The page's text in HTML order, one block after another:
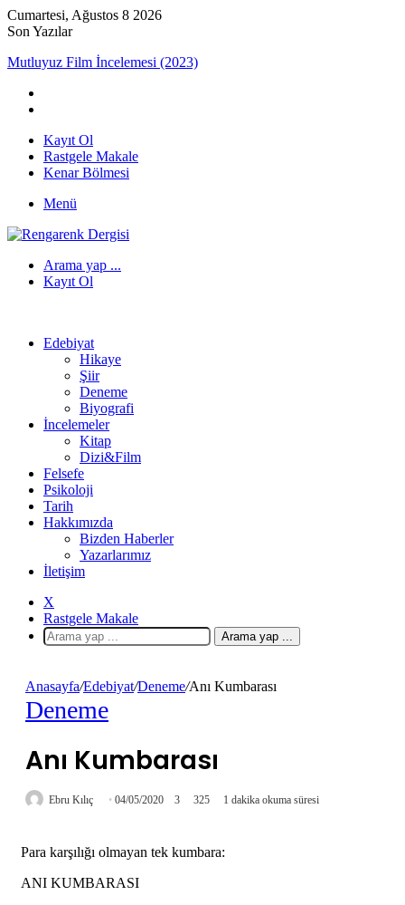
Cumartesi, Ağustos 8 2026
Son Yazılar
Mutluyuz Film İncelemesi (2023)
Kayıt Ol
Rastgele Makale
Kenar Bölmesi
Menü
Arama yap ...
Kayıt Ol
Edebiyat
Hikaye
Şiir
Deneme
Biyografi
İncelemeler
Kitap
Dizi&Film
Felsefe
Psikoloji
Tarih
Hakkımızda
Bizden Haberler
Yazarlarımız
İletişim
X
Rastgele Makale
Arama yap ...
Anasayfa/Edebiyat/Deneme/Anı Kumbarası
Deneme
Anı Kumbarası
Ebru Kılıç 04/05/2020 3 325 1 dakika okuma süresi
Para karşılığı olmayan tek kumbara:
ANI KUMBARASI